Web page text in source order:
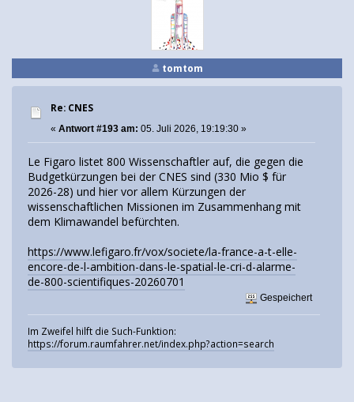
tomtom
Re: CNES
« Antwort #193 am: 05. Juli 2026, 19:19:30 »
Le Figaro listet 800 Wissenschaftler auf, die gegen die
Budgetkürzungen bei der CNES sind (330 Mio $ für
2026-28) und hier vor allem Kürzungen der
wissenschaftlichen Missionen im Zusammenhang mit
dem Klimawandel befürchten.
https://www.lefigaro.fr/vox/societe/la-france-a-t-elle-
encore-de-l-ambition-dans-le-spatial-le-cri-d-alarme-
de-800-scientifiques-20260701
Gespeichert
Im Zweifel hilft die Such-Funktion:
https://forum.raumfahrer.net/index.php?action=search